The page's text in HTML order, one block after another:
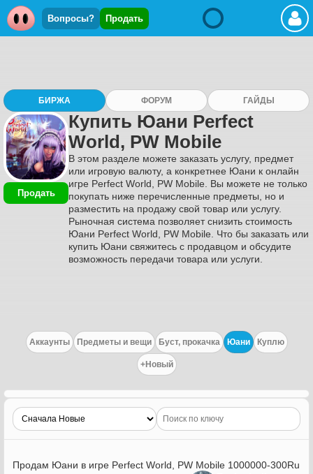
Вопросы? Продать
БИРЖА ФОРУМ ГАЙДЫ
Продать
Купить Юани Perfect
World, PW Mobile
В этом разделе можете заказать услугу, предмет
или игровую валюту, а конкретнее Юани к онлайн
игре Perfect World, PW Mobile. Вы можете не только
покупать ниже перечисленные предметы, но и
разместить на продажу свой товар или услугу.
Рыночная система позволяет снизить стоимость
Юани Perfect World, PW Mobile. Что бы заказать или
купить Юани свяжитесь с продавцом и обсудите
возможность передачи товара или услуги.
Аккаунты Предметы и вещи Буст, прокачка Юани Куплю
+Новый
Продам Юани в игре Perfect World, PW Mobile 1000000-300Ru